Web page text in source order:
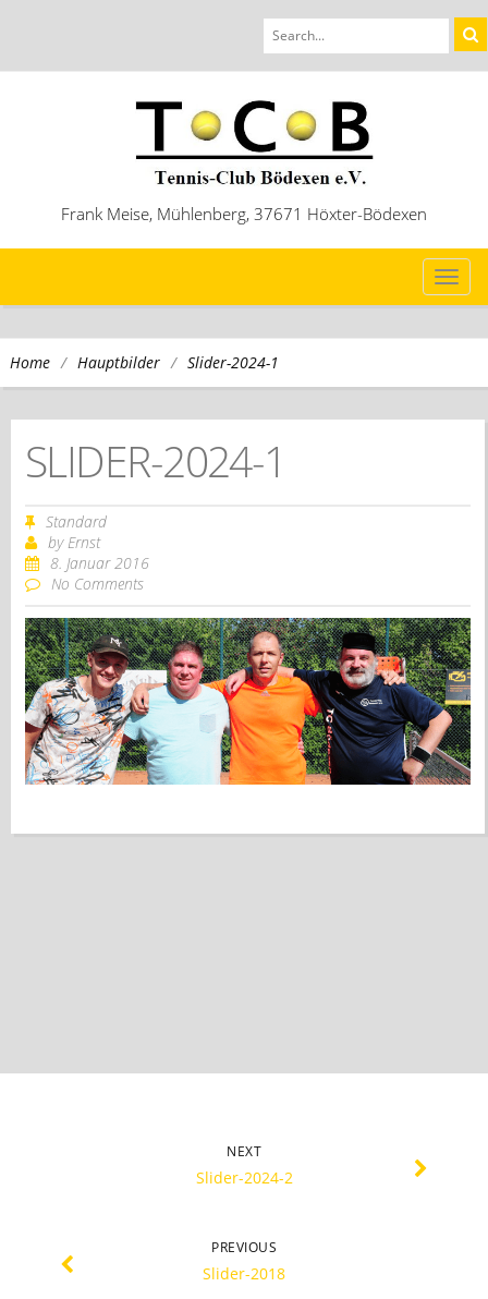
Frank Meise, Mühlenberg, 37671 Höxter-Bödexen
Home / Hauptbilder / Slider-2024-1
SLIDER-2024-1
Standard
by Ernst
8. Januar 2016
No Comments
NEXT
Slider-2024-2
PREVIOUS
Slider-2018